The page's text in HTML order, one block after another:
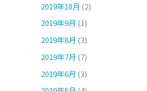
2019年10月 (2)
2019年9月 (1)
2019年8月 (3)
2019年7月 (7)
2019年6月 (3)